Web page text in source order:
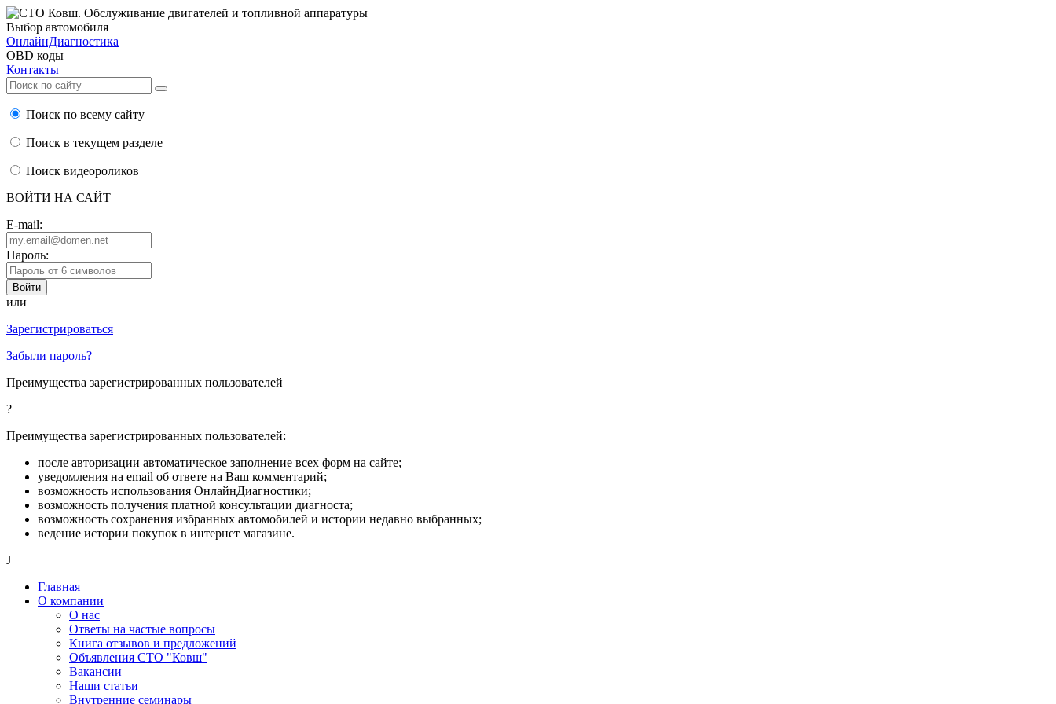
Выбор автомобиля
ОнлайнДиагностика
OBD коды
Контакты
Поиск по всему сайту
Поиск в текущем разделе
Поиск видеороликов
ВОЙТИ НА САЙТ
E-mail:
Пароль:
или
Зарегистрироваться
Забыли пароль?
Преимущества зарегистрированных пользователей
?
Преимущества зарегистрированных пользователей:
после авторизации автоматическое заполнение всех форм на сайте;
уведомления на email об ответе на Ваш комментарий;
возможность использования ОнлайнДиагностики;
возможность получения платной консультации диагноста;
возможность сохранения избранных автомобилей и истории недавно выбранных;
ведение истории покупок в интернет магазине.
J
Главная
О компании
О нас
Ответы на частые вопросы
Книга отзывов и предложений
Объявления СТО "Ковш"
Вакансии
Наши статьи
Внутренние семинары